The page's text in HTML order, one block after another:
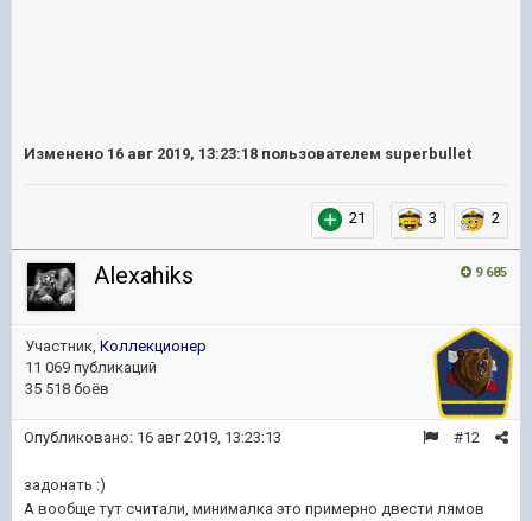
Изменено 16 авг 2019, 13:23:18 пользователем superbullet
21 3 2
9 685
Alexahiks
Участник, Коллекционер
11 069 публикаций
35 518 боёв
#12
Опубликовано: 16 авг 2019, 13:23:13
задонать :)
А вообще тут считали, минималка это примерно двести лямов